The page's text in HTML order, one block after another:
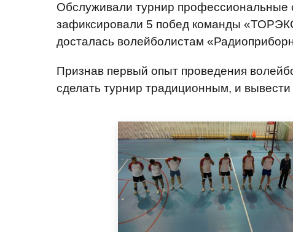
Обслуживали турнир профессиональные
зафиксировали 5 побед команды
досталась волейболистам
Признав первый опыт проведения
сделать турнир традиционным, и